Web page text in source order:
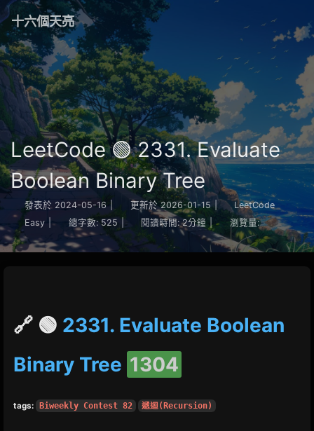
十六個天亮
LeetCode 🟢 2331. Evaluate
Boolean Binary Tree
發表於 2024-05-16 | 更新於 2026-01-15
LeetCode
Easy
總字數: 525 閱讀時間: 2分鐘 | 瀏覽量:
🔗 🟢 2331. Evaluate Boolean
Binary Tree 1304
tags: Biweekly Contest 82 遞迴(Recursion)